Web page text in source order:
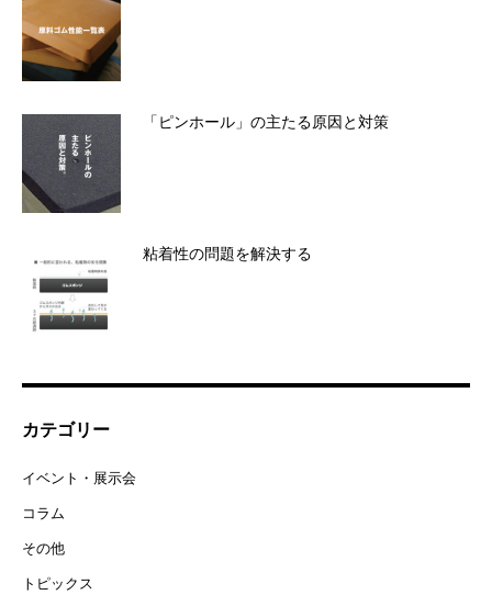
「ピンホール」の主たる原因と対策
粘着性の問題を解決する
カテゴリー
イベント・展示会
コラム
その他
トピックス